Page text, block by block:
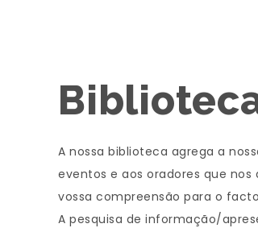
A nossa biblioteca agrega a
eventos e aos oradores que
vossa compreensão para o
A pesquisa de informação/